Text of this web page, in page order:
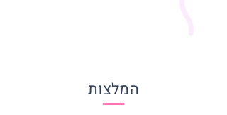
המלצות